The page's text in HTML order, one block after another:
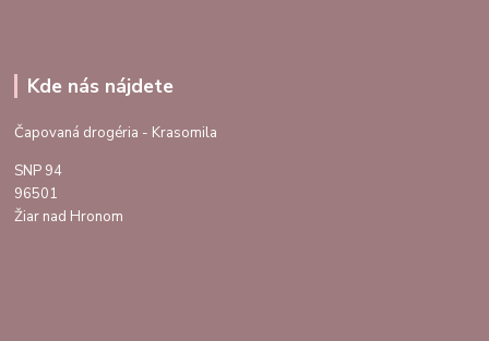
Kde nás nájdete
Čapovaná drogéria - Krasomila
SNP 94
96501
Žiar nad Hronom